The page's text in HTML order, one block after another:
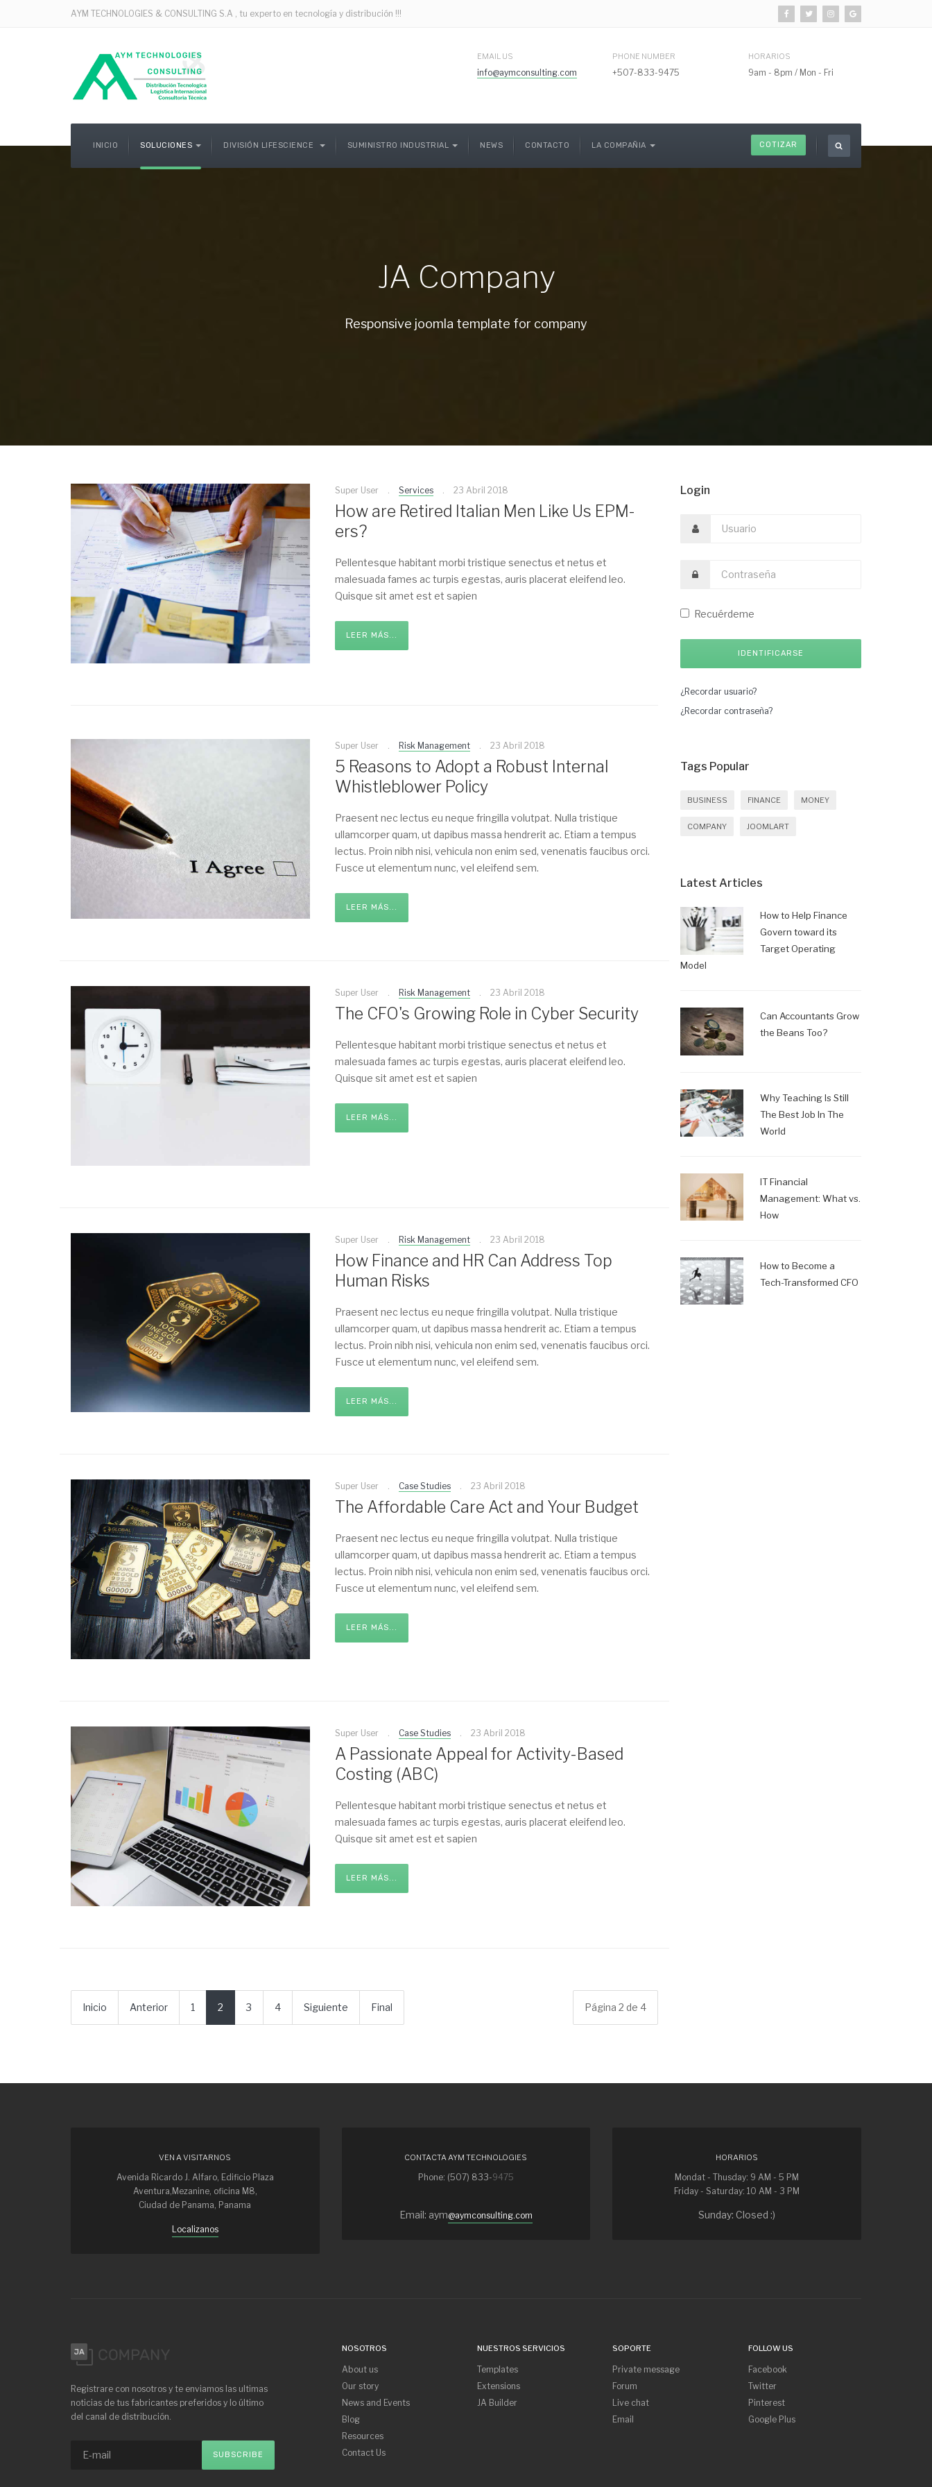
AYM TECHNOLOGIES & CONSULTING S.A , tu experto en tecnología y distribución !!!
EMAIL US
info@aymconsulting.com
PHONE NUMBER
+507-833-9475
HORARIOS
9am - 8pm / Mon - Fri
INICIO SOLUCIONES DIVISIÓN LIFESCIENCE SUMINISTRO INDUSTRIAL NEWS CONTACTO LA COMPAÑIA COTIZAR
JA Company
Responsive joomla template for company
Super User Services 23 Abril 2018
How are Retired Italian Men Like Us EPM-
ers?
Pellentesque habitant morbi tristique senectus et netus et
malesuada fames ac turpis egestas, auris placerat eleifend leo.
Quisque sit amet est et sapien
LEER MÁS...
Super User Risk Management 23 Abril 2018
5 Reasons to Adopt a Robust Internal
Whistleblower Policy
Praesent nec lectus eu neque fringilla volutpat. Nulla tristique
ullamcorper quam, ut dapibus massa hendrerit ac. Etiam a tempus
lectus. Proin nibh nisi, vehicula non enim sed, venenatis faucibus orci.
Fusce ut elementum nunc, vel eleifend sem.
LEER MÁS...
Super User Risk Management 23 Abril 2018
The CFO's Growing Role in Cyber Security
Pellentesque habitant morbi tristique senectus et netus et
malesuada fames ac turpis egestas, auris placerat eleifend leo.
Quisque sit amet est et sapien
LEER MÁS...
Super User Risk Management 23 Abril 2018
How Finance and HR Can Address Top
Human Risks
Praesent nec lectus eu neque fringilla volutpat. Nulla tristique
ullamcorper quam, ut dapibus massa hendrerit ac. Etiam a tempus
lectus. Proin nibh nisi, vehicula non enim sed, venenatis faucibus orci.
Fusce ut elementum nunc, vel eleifend sem.
LEER MÁS...
Super User Case Studies 23 Abril 2018
The Affordable Care Act and Your Budget
Praesent nec lectus eu neque fringilla volutpat. Nulla tristique
ullamcorper quam, ut dapibus massa hendrerit ac. Etiam a tempus
lectus. Proin nibh nisi, vehicula non enim sed, venenatis faucibus orci.
Fusce ut elementum nunc, vel eleifend sem.
LEER MÁS...
Super User Case Studies 23 Abril 2018
A Passionate Appeal for Activity-Based
Costing (ABC)
Pellentesque habitant morbi tristique senectus et netus et
malesuada fames ac turpis egestas, auris placerat eleifend leo.
Quisque sit amet est et sapien
LEER MÁS...
Página 2 de 4
Inicio Anterior 1 2 3 4 Siguiente Final
Login
Recuérdeme
¿Recordar usuario?
¿Recordar contraseña?
Tags Popular
BUSINESS FINANCE MONEY
COMPANY JOOMLART
Latest Articles
How to Help Finance
Govern toward its
Target Operating
Model
Can Accountants Grow
the Beans Too?
Why Teaching Is Still
The Best Job In The
World
IT Financial
Management: What vs.
How
How to Become a
Tech-Transformed CFO
VEN A VISITARNOS
Avenida Ricardo J. Alfaro, Edificio Plaza
Aventura,Mezanine, oficina M8,
Ciudad de Panama, Panama
Localizanos
CONTACTA AYM TECHNOLOGIES
Phone: (507) 833-9475
Email: aym@aymconsulting.com
HORARIOS
Mondat - Thusday: 9 AM - 5 PM
Friday - Saturday: 10 AM - 3 PM
Sunday: Closed :)
Registrare con nosotros y te enviamos las ultimas
noticias de tus fabricantes preferidos y lo último
del canal de distribución.
NOSOTROS
About us
Our story
News and Events
Blog
Resources
Contact Us
NUESTROS SERVICIOS
Templates
Extensions
JA Builder
SOPORTE
Private message
Forum
Live chat
Email
FOLLOW US
Facebook
Twitter
Pinterest
Google Plus